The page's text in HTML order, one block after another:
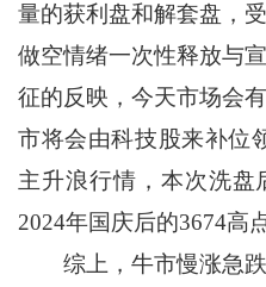
量的获利盘和解套盘，
做空情绪一次性释放与
征的反映，今天市场会
市将会由科技股来补位
主升浪行情，本次洗盘
2024年国庆后的3674高点
综上，牛市慢涨急跌